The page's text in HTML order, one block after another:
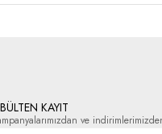
KAYIT
ve